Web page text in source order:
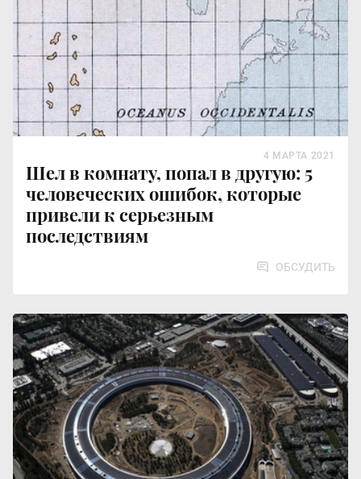
Шел в комнату, попал в другую: 5
человеческих ошибок, которые
привели к серьезным
последствиям
4 МАРТА 2021
ОБСУДИТЬ